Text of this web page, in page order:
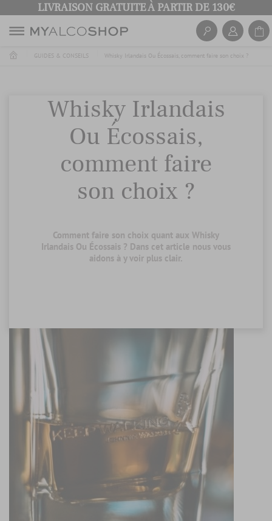
LIVRAISON GRATUITE À PARTIR DE 130€
GUIDES & CONSEILS Whisky Irlandais Ou Écossais, comment faire son choix ?
Whisky Irlandais
Ou Écossais,
comment faire
son choix ?
Comment faire son choix quant aux Whisky
Irlandais Ou Écossais ? Dans cet article nous vous
aidons à y voir plus clair.